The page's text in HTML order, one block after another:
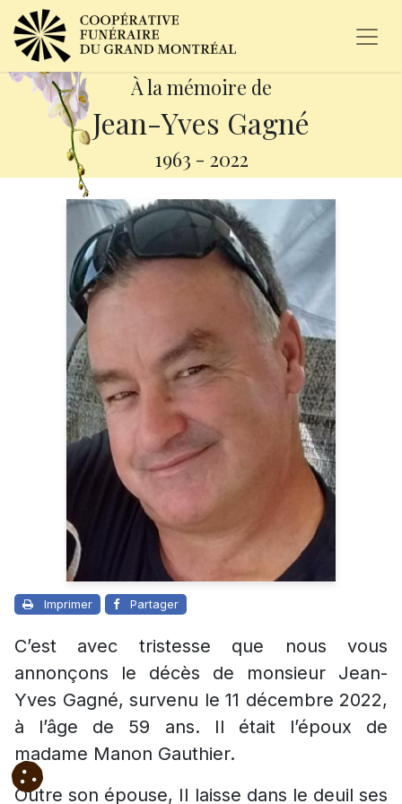
À la mémoire de
Jean-Yves Gagné
1963 - 2022
Imprimer Partager
C’est avec tristesse que nous vous
annonçons le décès de monsieur Jean-
Yves Gagné, survenu le 11 décembre 2022,
à l’âge de 59 ans. Il était l’époux de
madame Manon Gauthier.
Outre son épouse, Il laisse dans le deuil ses